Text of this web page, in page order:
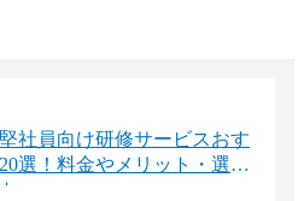
社員向け研修サービスおす
選！料金やメリット・選び